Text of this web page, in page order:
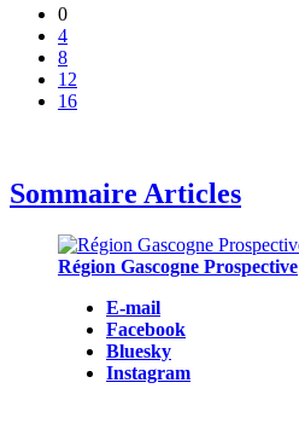
0
4
8
12
16
Sommaire Articles
Région Gascogne Prospective
E-mail
Facebook
Bluesky
Instagram